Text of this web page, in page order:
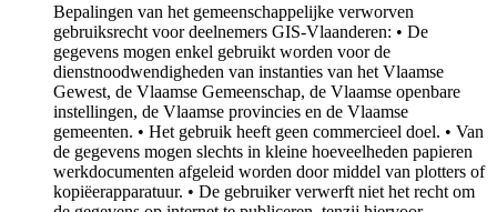
Bepalingen van het gemeenschappelijke verworven
gebruiksrecht voor deelnemers GIS-Vlaanderen: • De
gegevens mogen enkel gebruikt worden voor de
dienstnoodwendigheden van instanties van het Vlaamse
Gewest, de Vlaamse Gemeenschap, de Vlaamse openbare
instellingen, de Vlaamse provincies en de Vlaamse
gemeenten. • Het gebruik heeft geen commercieel doel. • Van
de gegevens mogen slechts in kleine hoeveelheden papieren
werkdocumenten afgeleid worden door middel van plotters of
kopiëerapparatuur. • De gebruiker verwerft niet het recht om